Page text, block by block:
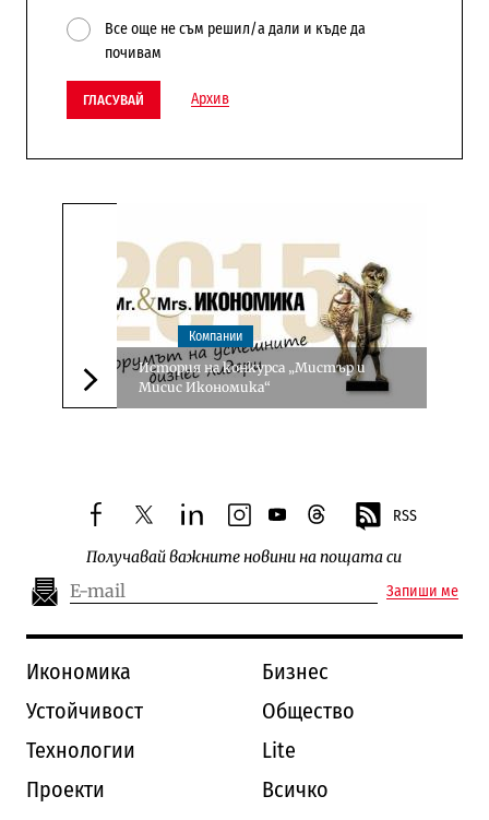
Все още не съм решил/а дали и къде да
почивам
ГЛАСУВАЙ Архив
Следваща новина
Компании
История на конкурса „Мистър и
Мисис Икономика“
facebooktwitterlinkedininstagram
youtubethreads RSS
Получавай важните новини на пощата си
Запиши ме
Икономика
Бизнес
Устойчивост
Общество
Технологии
Lite
Проекти
Всичко